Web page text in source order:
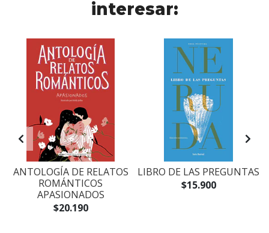
interesar:
ANTOLOGÍA DE RELATOS
ROMÁNTICOS
APASIONADOS
$20.190
LIBRO DE LAS PREGUNTAS
$15.900